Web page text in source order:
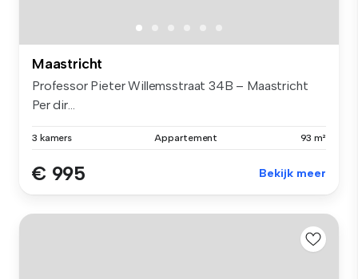
Maastricht
Professor Pieter Willemsstraat 34B – Maastricht
Per dir...
3 kamers Appartement 93 m²
€ 995 Bekijk meer